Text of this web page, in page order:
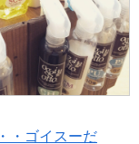
・ゴイスーだ